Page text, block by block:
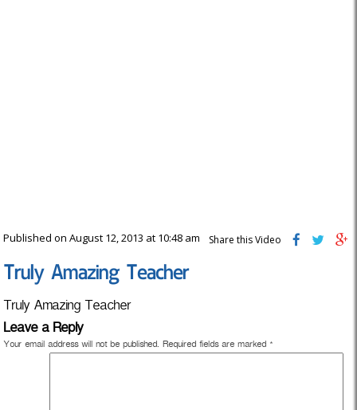
Published on August 12, 2013 at 10:48 am Share this Video
Truly Amazing Teacher
Truly Amazing Teacher
Leave a Reply
Your email address will not be published. Required fields are marked *